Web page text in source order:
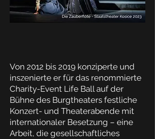
​Von 2012 bis 2019 konziperte und
inszenierte er für das renommierte
Charity-Event Life Ball auf der
Bühne des Burgtheaters festliche
Konzert- und Theaterabende mit
internationaler Besetzung – eine
Arbeit, die gesellschaftliches